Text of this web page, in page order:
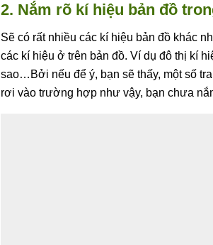
2. Nắm rõ kí hiệu bản đồ
Sẽ có rất nhiều các kí hiệu bản đồ khác
các kí hiệu ở trên bản đồ. Ví dụ đô thị kí
sao…Bởi nếu để ý, bạn sẽ thấy, một số
rơi vào trường hợp như vậy, bạn chưa